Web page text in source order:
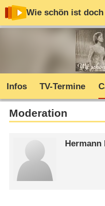
Wie schön ist
Infos TV-Termine
Moderation
Hermann